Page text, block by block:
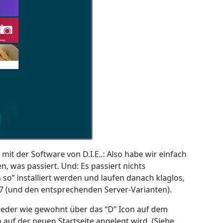
der Software von D.I.E..: Also habe wir einfach
was passiert. Und: Es passiert nichts
installiert werden und laufen danach klaglos,
(und den entsprechenden Server-Varianten).
wie gewohnt über das “D” Icon auf dem